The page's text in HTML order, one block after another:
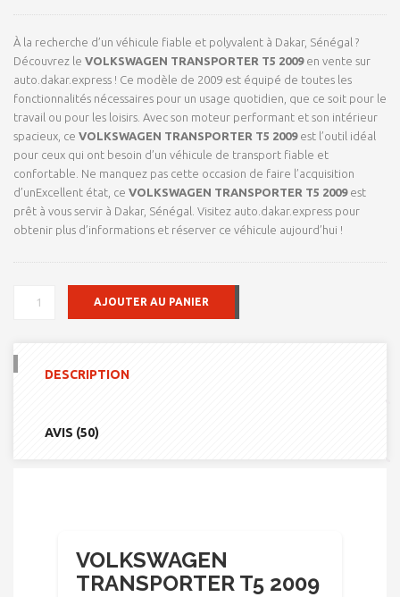
notations
À la recherche d’un véhicule fiable et polyvalent à Dakar, Sénégal ?
Découvrez le VOLKSWAGEN TRANSPORTER T5 2009en vente sur
auto.dakar.express ! Ce modèle de 2009 est équipé de toutes les
fonctionnalités nécessaires pour un usage quotidien, que ce soit pour le
travail ou pour les loisirs. Avec son moteur performant et son intérieur
spacieux, ce VOLKSWAGEN TRANSPORTER T5 2009est l’outil idéal
pour ceux qui ont besoin d’un véhicule de transport fiable et
confortable. Ne manquez pas cette occasion de faire l’acquisition
d’unExcellent état, ce VOLKSWAGEN TRANSPORTER T5 2009est
prêt à vous servir à Dakar, Sénégal. Visitez auto.dakar.express pour
obtenir plus d’informations et réserver ce véhicule aujourd’hui !
QUANTITÉ
AJOUTER AU PANIER
DESCRIPTION
AVIS (50)
VOLKSWAGEN
TRANSPORTER T5 2009